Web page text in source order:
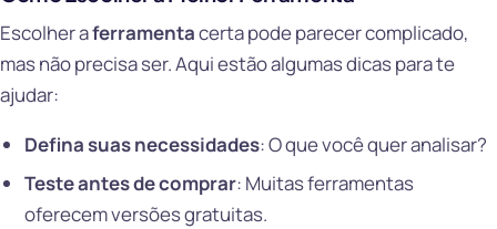
Escolher aferramentacerta pode parecer complicado,
mas não precisa ser. Aqui estão algumas dicas para te
ajudar:
Defina suas necessidades: O que você quer analisar?
Teste antes de comprar: Muitas ferramentas
oferecem versões gratuitas.